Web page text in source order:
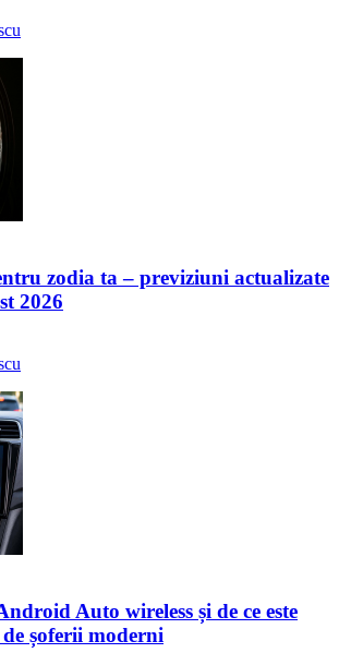
zodia ta – previziuni actualizate
2026
Auto wireless și de ce este
șoferii moderni